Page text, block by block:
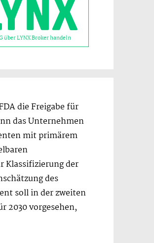
über LYNX Broker handeln
die Freigabe für
das Unternehmen
mit primärem
Klassifizierung der
des
soll in der zweiten
2030 vorgesehen,